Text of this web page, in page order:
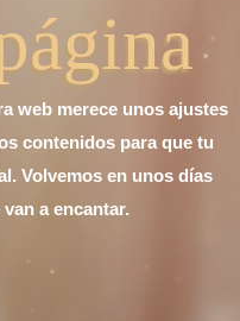
web merece unos ajustes
contenidos para que tu
Volvemos en unos días
a encantar.